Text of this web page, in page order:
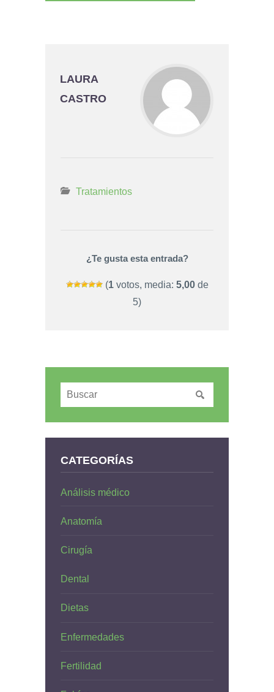
LAURA
CASTRO
Tratamientos
¿Te gusta esta entrada?
(1votos, media: 5,00de
5)
CATEGORÍAS
Análisis médico
Anatomía
Cirugía
Dental
Dietas
Enfermedades
Fertilidad